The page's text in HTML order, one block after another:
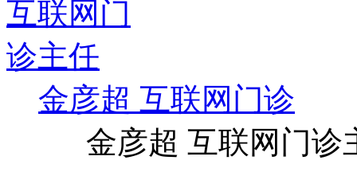
金彦超 互联网门诊
金彦超 互联网门诊